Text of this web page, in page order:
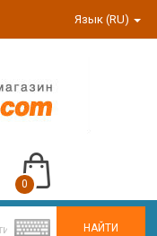
Язык (RU)
НАЙТИ
0